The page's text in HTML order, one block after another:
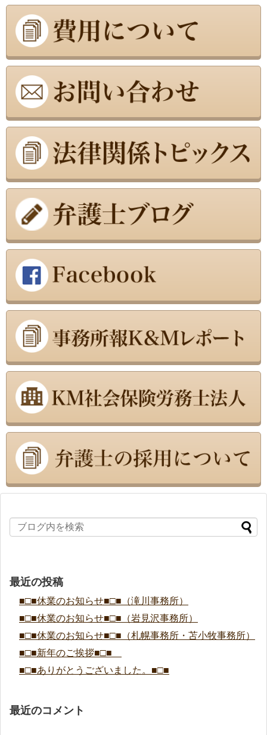
最近の投稿
■□■休業のお知らせ■□■（滝川事務所）
■□■休業のお知らせ■□■（岩見沢事務所）
■□■休業のお知らせ■□■（札幌事務所・苫小牧事務所）
■□■新年のご挨拶■□■
■□■ありがとうございました。■□■
最近のコメント